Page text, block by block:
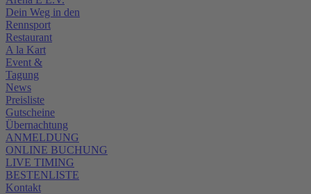
Dein Weg in den
Rennsport
Restaurant
A la Kart
Event &
Tagung
News
Preisliste
Gutscheine
Übernachtung
ANMELDUNG
ONLINE BUCHUNG
LIVE TIMING
BESTENLISTE
Kontakt